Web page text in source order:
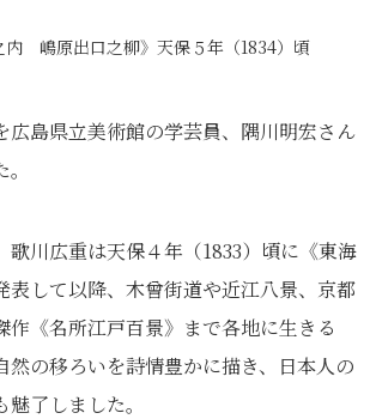
内 嶋原出口之柳》天保５年（1834）頃
広島県立美術館の学芸員、隅川明宏さん
歌川広重は天保４年（1833）頃に《東海
表して以降、木曾街道や近江八景、京都
作《名所江戸百景》まで各地に生きる
然の移ろいを詩情豊かに描き、日本人の
了しました。